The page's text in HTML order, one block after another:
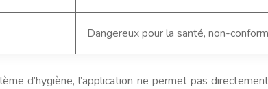
Dangereux pour la santé, non-
d’hygiène, l’application ne permet pas